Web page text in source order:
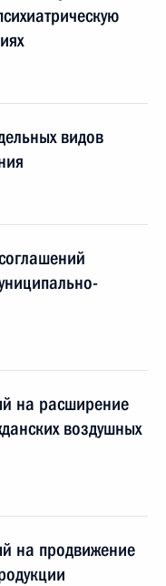
видов
на расширение
воздушных
на продвижение